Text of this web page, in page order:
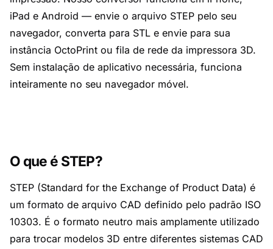
iPad e Android — envie o arquivo STEP pelo seu
navegador, converta para STL e envie para sua
instância OctoPrint ou fila de rede da impressora 3D.
Sem instalação de aplicativo necessária, funciona
inteiramente no seu navegador móvel.
O que é STEP?
STEP (Standard for the Exchange of Product Data) é
um formato de arquivo CAD definido pelo padrão ISO
10303. É o formato neutro mais amplamente utilizado
para trocar modelos 3D entre diferentes sistemas CAD